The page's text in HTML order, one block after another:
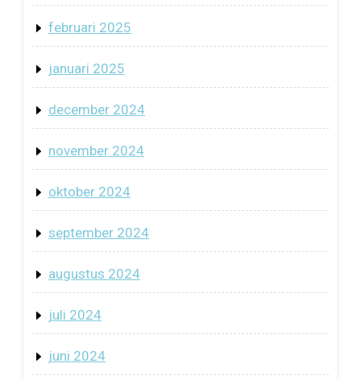
februari 2025
januari 2025
december 2024
november 2024
oktober 2024
september 2024
augustus 2024
juli 2024
juni 2024